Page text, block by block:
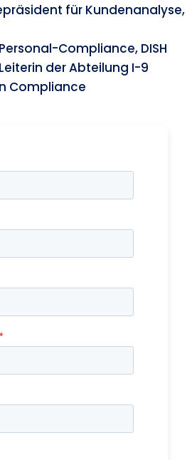
für Kundenanalyse,
Compliance, DISH
der Abteilung I-9
Compliance